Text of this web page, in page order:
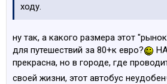
ходу.
ну так, а какого размера этот
для путешествий за 80+к евро?
прекрасна, но в городе, где
своей жизни, этот автобус неудобен